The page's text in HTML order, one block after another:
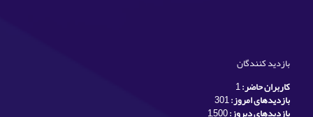
بازدید کنندگان
کاربران حاضر:1
بازدیدهای امروز:301